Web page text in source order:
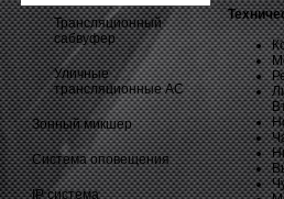
Трансляционный
сабвуфер
Уличные
трансляционные АС
Зонный микшер
Система оповещения
IP система